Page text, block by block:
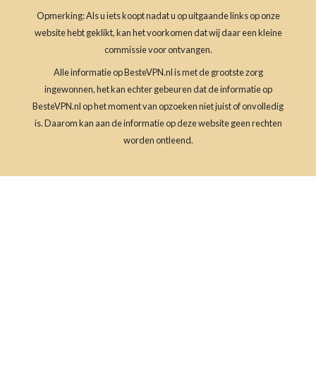
Opmerking: Als u iets koopt nadat u op uitgaande links op onze
website hebt geklikt, kan het voorkomen dat wij daar een kleine
commissie voor ontvangen.
Alle informatie op BesteVPN.nl is met de grootste zorg
ingewonnen, het kan echter gebeuren dat de informatie op
BesteVPN.nl op het moment van opzoeken niet juist of onvolledig
is. Daarom kan aan de informatie op deze website geen rechten
worden ontleend.